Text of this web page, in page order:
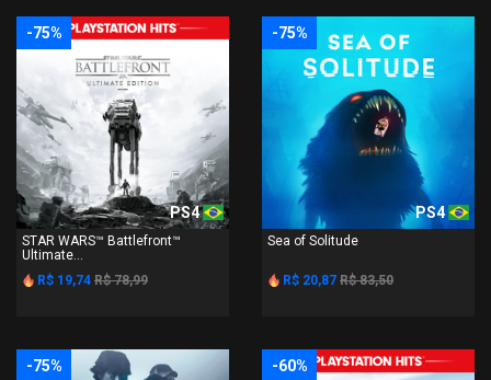
-75%
PS4
STAR WARS™ Battlefront™
Ultimate...
R$ 19,74 R$ 78,99
-75%
PS4
Sea of Solitude
R$ 20,87 R$ 83,50
-75% -60%